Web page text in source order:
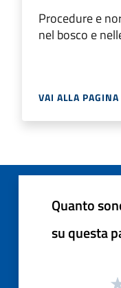
Procedure e
nel bosco e
VAI ALLA PAGINA
Quanto
su questa